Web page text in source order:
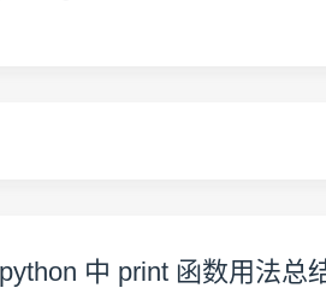
python 中 print 函数用法总